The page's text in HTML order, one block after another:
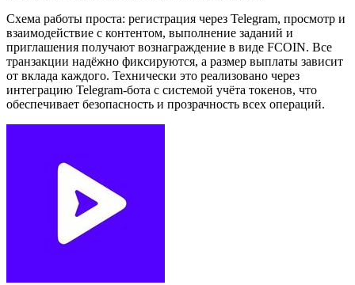
Схема работы проста: регистрация через Telegram, просмотр и
взаимодействие с контентом, выполнение заданий и
приглашения получают вознаграждение в виде FCOIN. Все
транзакции надёжно фиксируются, а размер выплаты зависит
от вклада каждого. Технически это реализовано через
интеграцию Telegram-бота с системой учёта токенов, что
обеспечивает безопасность и прозрачность всех операций.